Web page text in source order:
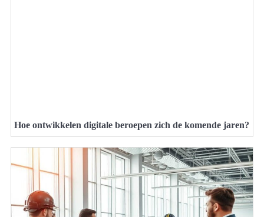
Hoe ontwikkelen digitale beroepen zich de komende jaren?